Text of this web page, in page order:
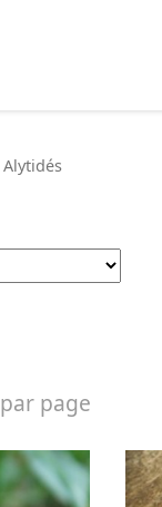
Alytidés
par page